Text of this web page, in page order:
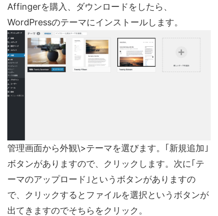
Affingerを購入、ダウンロードをしたら、
WordPressのテーマにインストールします。
管理画面から外観\>テーマを選びます。｢新規追加｣
ボタンがありますので、クリックします。次に｢テ
ーマのアップロード｣というボタンがありますの
で、クリックするとファイルを選択というボタンが
出てきますのでそちらをクリック。